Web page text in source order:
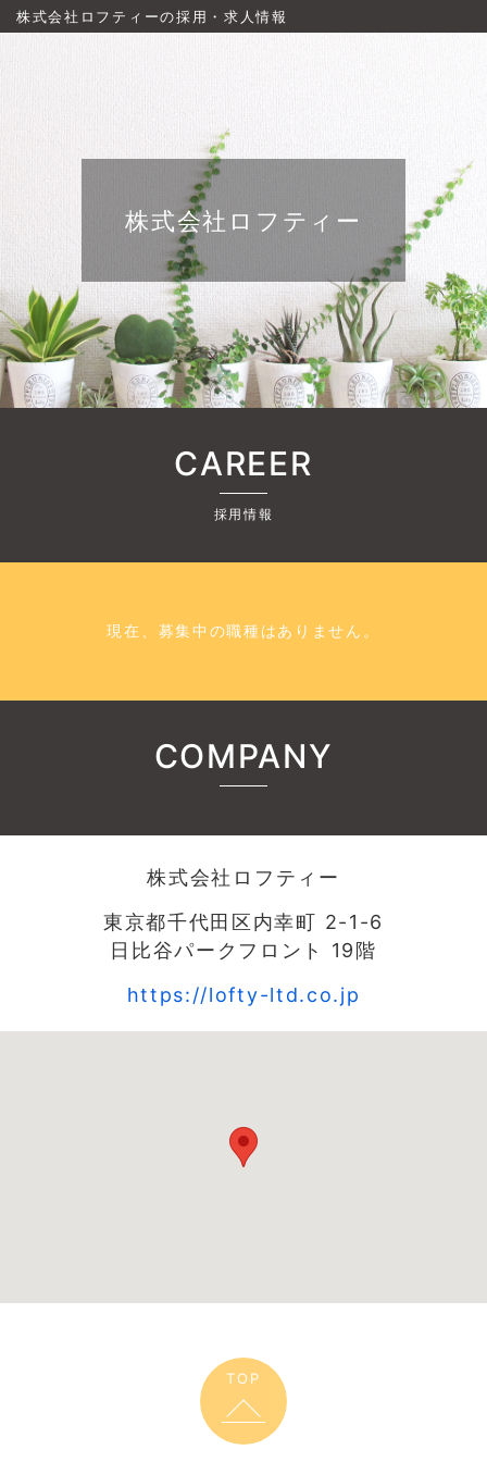
株式会社ロフティーの採用・求人情報
株式会社ロフティー
CAREER
採用情報
現在、募集中の職種はありません。
COMPANY
株式会社ロフティー
東京都千代田区内幸町 2-1-6
日比谷パークフロント 19階
https://lofty-ltd.co.jp
TOP